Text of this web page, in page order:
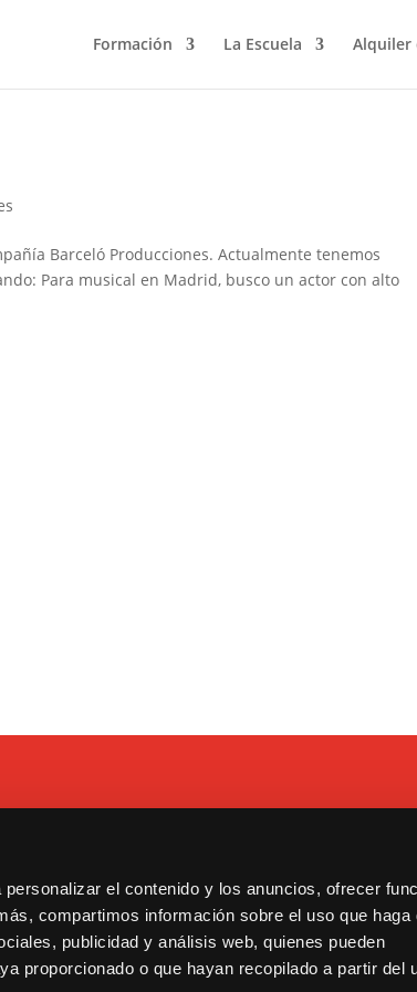
el contenido y los anuncios, ofrecer
compartimos información sobre el uso que haga
publicidad y análisis web, quienes pueden
proporcionado o que hayan recopilado a partir del
Formación La Escuela Alquiler
Barceló Producciones. Actualmente tenemos
Para musical en Madrid, busco un actor con alto
Cookies y privacidad
Copyright © 2021 Bululú 2120